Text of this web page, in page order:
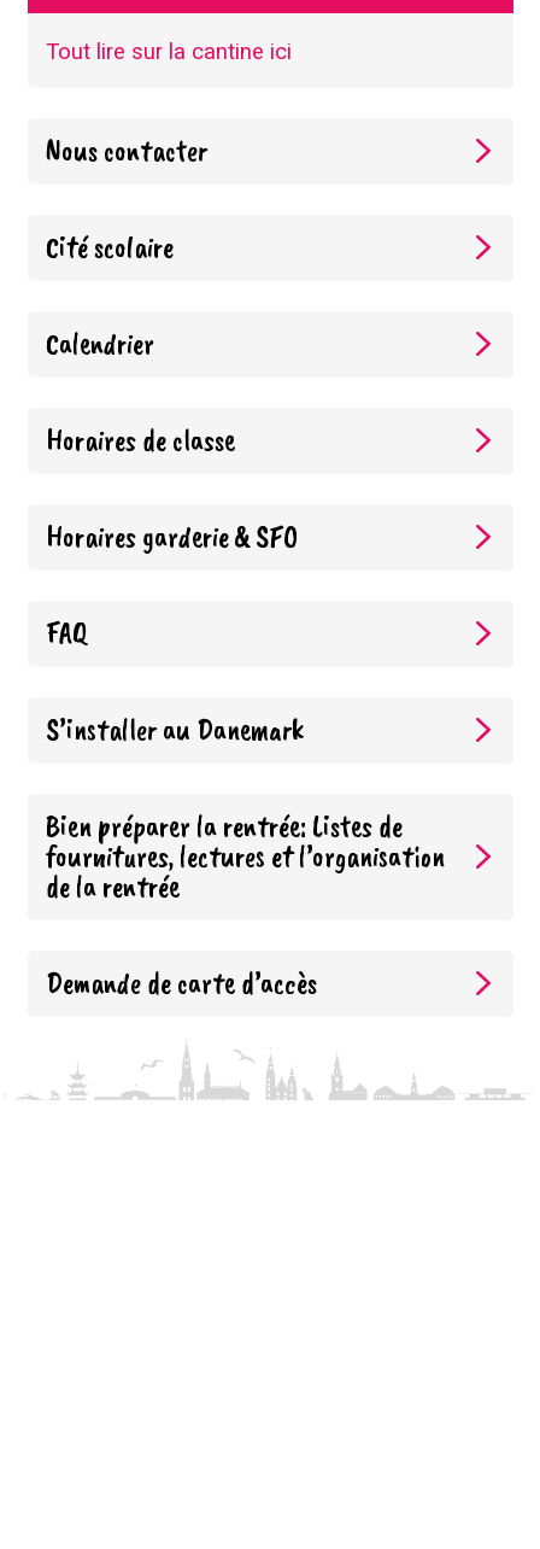
Tout lire sur la cantine ici
Nous contacter
Cité scolaire
Calendrier
Horaires de classe
Horaires garderie & SFO
FAQ
S’installer au Danemark
Bien préparer la rentrée: Listes de
fournitures, lectures et l’organisation
de la rentrée
Demande de carte d’accès